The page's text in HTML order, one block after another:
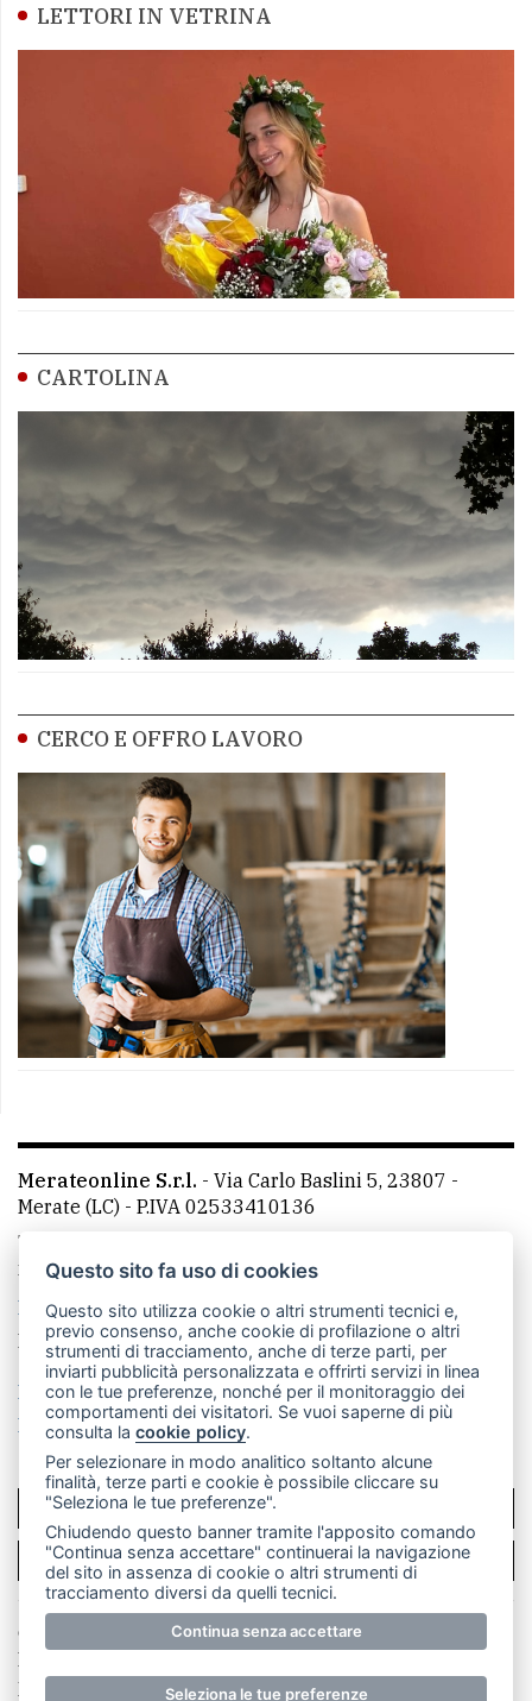
LETTORI IN VETRINA
CARTOLINA
CERCO E OFFRO LAVORO
Merateonline S.r.l. - Via Carlo Baslini 5, 23807 -
Merate (LC) - P.IVA 02533410136
Telefono:
mail: redazione@merateonline.it
La redazione
CasateOnline LeccoOnline
RSS
Made by VIP
Privacy policy
Cookie policy
Rivedi le tue scelte sui cookie
SCRIVICI
PER LA TUA PUBBLICITÀ
© Copyright Merateonline S.r.l. - Tutti i diritti riservati.
E' proibita la riproduzione e pubblicazione anche
parziale di testi, articoli e immagini senza la
Questo sito fa uso di cookies
Questo sito utilizza cookie o altri strumenti tecnici e,
previo consenso, anche cookie di profilazione o altri
strumenti di tracciamento, anche di terze parti, per
inviarti pubblicità personalizzata e offrirti servizi in linea
con le tue preferenze, nonché per il monitoraggio dei
comportamenti dei visitatori. Se vuoi saperne di più
consulta lacookie policy.
Per selezionare in modo analitico soltanto alcune
finalità, terze parti e cookie è possibile cliccare su
"Seleziona le tue preferenze".
Chiudendo questo banner tramite l'apposito comando
"Continua senza accettare" continuerai la navigazione
del sito in assenza di cookie o altri strumenti di
tracciamento diversi da quelli tecnici.
Continua senza accettare
Seleziona le tue preferenze